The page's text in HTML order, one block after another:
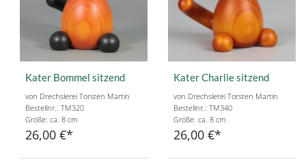
Kater Bommel sitzend
von Drechslerei Torsten Martin
Bestellnr.: TM320
Größe: ca. 8 cm
26,00 €
Kater Charlie sitzend
von Drechslerei Torsten Martin
Bestellnr.: TM340
Größe: ca. 8 cm
26,00 €